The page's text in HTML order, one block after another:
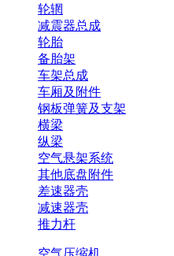
轮辋
减震器总成
轮胎
备胎架
车架总成
车厢及附件
钢板弹簧及支架
横梁
纵梁
空气悬架系统
其他底盘附件
差速器壳
减速器壳
推力杆
空气压缩机